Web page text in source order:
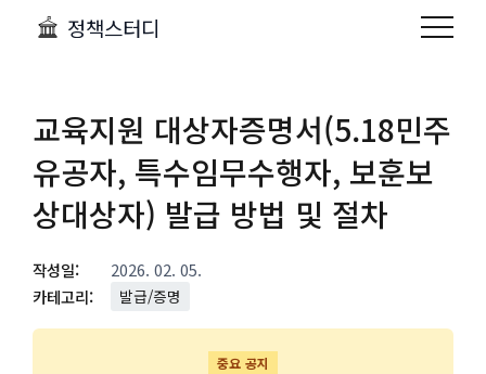
정책스터디
교육지원 대상자증명서(5.18민주
유공자, 특수임무수행자, 보훈보
상대상자) 발급 방법 및 절차
작성일:
2026. 02. 05.
카테고리:
발급/증명
중요 공지